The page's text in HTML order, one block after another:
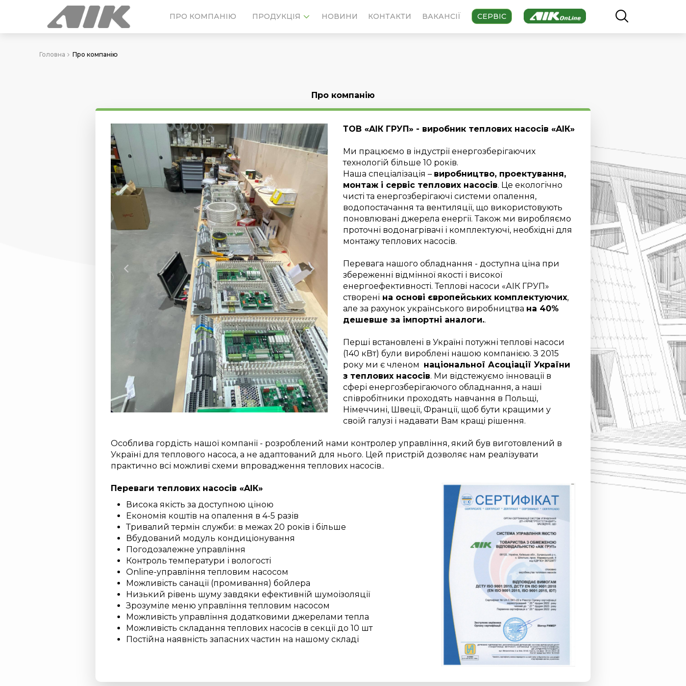
ПРО КОМПАНІЮ ПРОДУКЦІЯ НОВИНИ КОНТАКТИ ВАКАНСІЇ СЕРВІС
Головна Про компанію
Про компанію
ТОВ «AІК ГРУП» - виробник теплових насосів «AІК»
Ми працюємо в індустрії енергозберігаючих
технологій більше 10 років.
Наша спеціалізація – виробництво, проектування,
монтаж і сервіс теплових насосів. Це екологічно
чисті та енергозберігаючі системи опалення,
водопостачання та вентиляції, що використовують
поновлювані джерела енергії. Також ми виробляємо
проточні водонагрівачі і комплектуючі, необхідні для
монтажу теплових насосів.
Перевага нашого обладнання - доступна ціна при
збереженні відмінної якості і високої
енергоефективності. Теплові насоси «АІК ГРУП»
створені на основі європейських комплектуючих,
але за рахунок українського виробництва на 40%
дешевше за імпортні аналоги..
Перші встановлені в Україні потужні теплові насоси
(140 кВт) були вироблені нашою компанією. З 2015
року ми є членом національної Асоціації України
з теплових насосів. Ми відстежуємо інновації в
сфері енергозберігаючого обладнання, а наші
співробітники проходять навчання в Польщі,
Німеччині, Швеції, Франції, щоб бути кращими у
своїй галузі і надавати Вам кращі рішення.
Особлива гордість нашої компанії - розроблений нами контролер управління, який був виготовлений в
Україні для теплового насоса, а не адаптований для нього. Цей пристрій дозволяє нам реалізувати
практично всі можливі схеми впровадження теплових насосів..
Переваги теплових насосів «AІК»
Висока якість за доступною ціною
Економія коштів на опалення в 4-5 разів
Тривалий термін служби: в межах 20 років і більше
Вбудований модуль кондиціонування
Погодозалежне управління
Контроль температури і вологості
Online-управління тепловим насосом
Можливість санації (промивання) бойлера
Низький рівень шуму завдяки ефективній шумоізоляції
Зрозуміле меню управління тепловим насосом
Можливість управління додатковими джерелами тепла
Можливість складання теплових насосів в секції до 10 шт
Постійна наявність запасних частин на нашому складі